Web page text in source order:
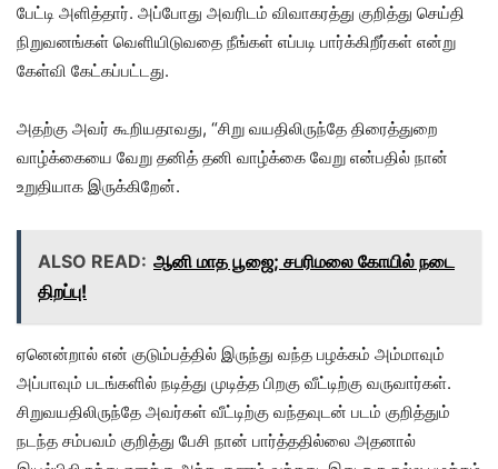
பேட்டி அளித்தார். அப்போது அவரிடம் விவாகரத்து குறித்து செய்தி
நிறுவனங்கள் வெளியிடுவதை நீங்கள் எப்படி பார்க்கிறீர்கள் என்று
கேள்வி கேட்கப்பட்டது.
அதற்கு அவர் கூறியதாவது, “சிறு வயதிலிருந்தே திரைத்துறை
வாழ்க்கையை வேறு தனித் தனி வாழ்க்கை வேறு என்பதில் நான்
உறுதியாக இருக்கிறேன்.
ALSO READ: ஆனி மாத பூஜை; சபரிமலை கோயில் நடை
திறப்பு!
ஏனென்றால் என் குடும்பத்தில் இருந்து வந்த பழக்கம் அம்மாவும்
அப்பாவும் படங்களில் நடித்து முடித்த பிறகு வீட்டிற்கு வருவார்கள்.
சிறுவயதிலிருந்தே அவர்கள் வீட்டிற்கு வந்தவுடன் படம் குறித்தும்
நடந்த சம்பவம் குறித்து பேசி நான் பார்த்ததில்லை அதனால்